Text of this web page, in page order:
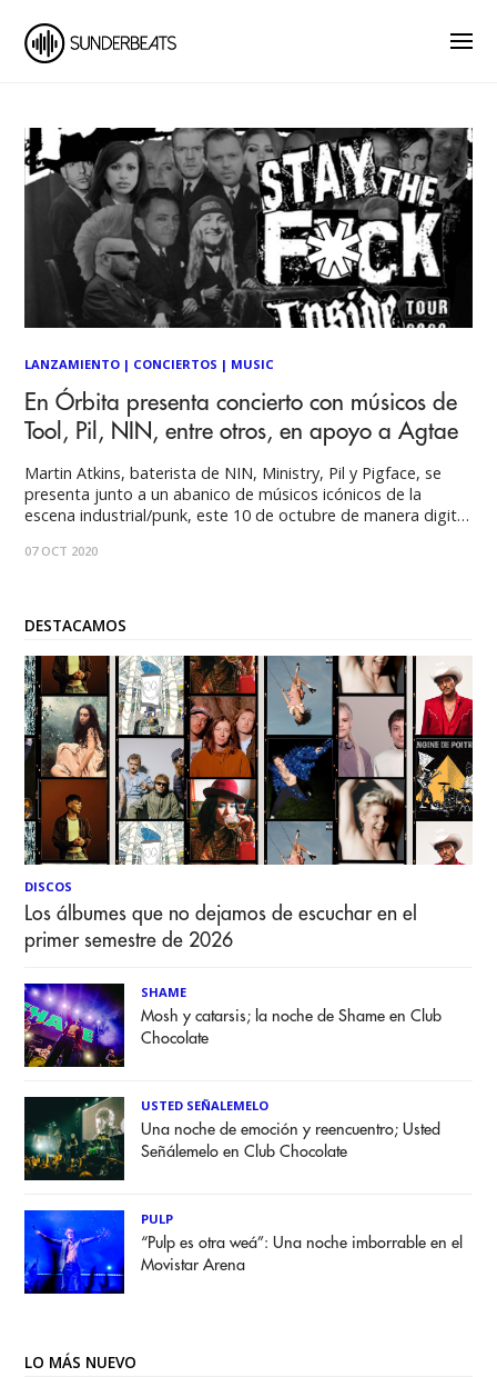
LANZAMIENTO | CONCIERTOS | MUSIC
En Órbita presenta concierto con músicos de
Tool, Pil, NIN, entre otros, en apoyo a Agtae
Martin Atkins, baterista de NIN, Ministry, Pil y Pigface, se
presenta junto a un abanico de músicos icónicos de la
escena industrial/punk, este 10 de octubre de manera digital
07 OCT 2020
DESTACAMOS
DISCOS
Los álbumes que no dejamos de escuchar en el
primer semestre de 2026
SHAME
Mosh y catarsis; la noche de Shame en Club
Chocolate
USTED SEÑALEMELO
Una noche de emoción y reencuentro; Usted
Señálemelo en Club Chocolate
PULP
“Pulp es otra weá”: Una noche imborrable en el
Movistar Arena
LO MÁS NUEVO